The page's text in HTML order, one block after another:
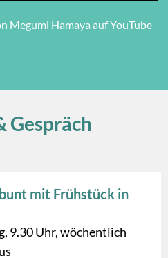
Megumi Hamaya auf YouTube
Gespräch
mit Frühstück in
9.30 Uhr, wöchentlich